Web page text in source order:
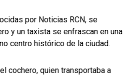
por Noticias RCN, se
y un taxista se enfrascan en una
centro histórico de la ciudad.
cochero, quien transportaba a